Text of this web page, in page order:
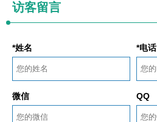
访客留言
*姓名 *电话
微信 QQ